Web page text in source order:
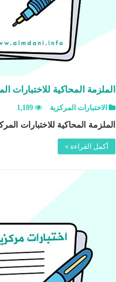
الملزمة المحاكية للاختبارات
الاختبارات المركزية 1,189
الملزمة المحاكية للاختبارات
أكمل القراءة »